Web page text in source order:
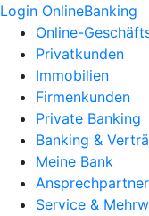
Login OnlineBanking
Online-
Privatkunden
Immobilien
Firmenkunden
Private Banking
Banking &
Meine Bank
Service &